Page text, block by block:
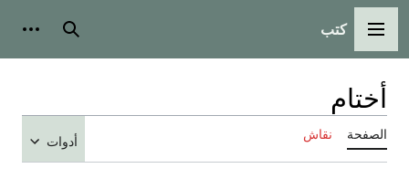
القائمة الرئيسية
كتب بحث
أختام
الصفحة نقاش أدوات